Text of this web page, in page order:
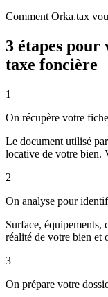
Comment Orka.tax
3 étapes
taxe foncière
1
On récupère votre
Le document utilisé
locative de votre bien.
2
On analyse pour
Surface, équipements,
réalité de votre bien et
3
On prépare votre